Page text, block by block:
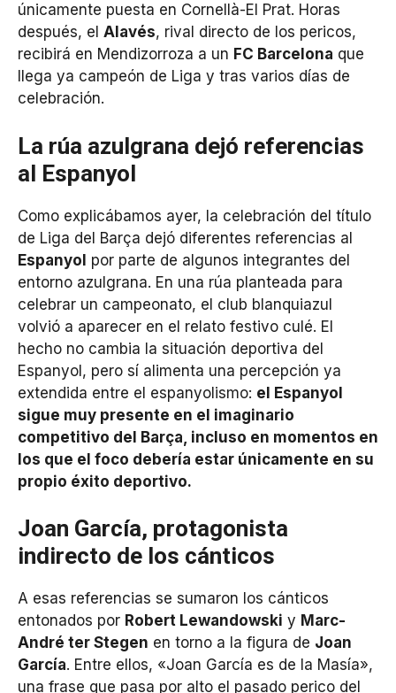
únicamente puesta en Cornellà-El Prat. Horas
después, el Alavés, rival directo de los pericos,
recibirá en Mendizorroza a un FC Barcelona que
llega ya campeón de Liga y tras varios días de
celebración.
La rúa azulgrana dejó referencias
al Espanyol
Como explicábamos ayer, la celebración del título
de Liga del Barça dejó diferentes referencias al
Espanyol por parte de algunos integrantes del
entorno azulgrana. En una rúa planteada para
celebrar un campeonato, el club blanquiazul
volvió a aparecer en el relato festivo culé. El
hecho no cambia la situación deportiva del
Espanyol, pero sí alimenta una percepción ya
extendida entre el espanyolismo: el Espanyol
sigue muy presente en el imaginario
competitivo del Barça, incluso en momentos en
los que el foco debería estar únicamente en su
propio éxito deportivo.
Joan García, protagonista
indirecto de los cánticos
A esas referencias se sumaron los cánticos
entonados por Robert Lewandowski y Marc-
André ter Stegen en torno a la figura de Joan
García. Entre ellos, «Joan García es de la Masía»,
una frase que pasa por alto el pasado perico del